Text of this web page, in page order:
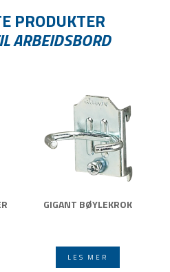
PRODUKTER
ARBEIDSBORD
GIGANT BØYLEKROK
LES MER